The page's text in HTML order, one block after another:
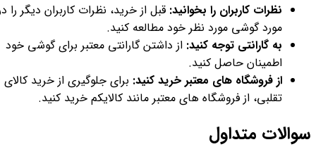
نظرات کاربران را بخوانید: قبل از خرید، نظرات کاربران دیگر را
مورد گوشی مورد نظر خود مطالعه کنید.
به گارانتی توجه کنید: از داشتن گارانتی معتبر برای گوشی خود
اطمینان حاصل کنید.
از فروشگاه های معتبر خرید کنید: برای جلوگیری از خرید کالای
تقلبی، از فروشگاه های معتبر مانند کالایکم خرید کنید.
سوالات متداول